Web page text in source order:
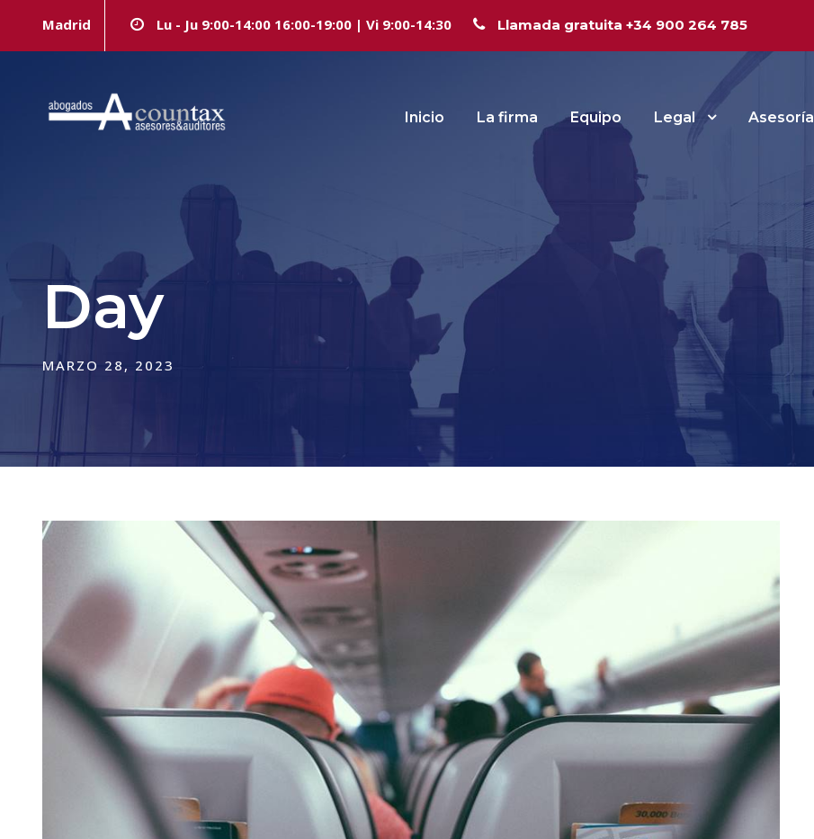
Madrid Lu - Ju 9:00-14:00 16:00-19:00 | Vi 9:00-14:30 Llamada gratuita +34 900 264 785
Inicio La firma Equipo Legal Asesoría
Day
MARZO 28, 2023